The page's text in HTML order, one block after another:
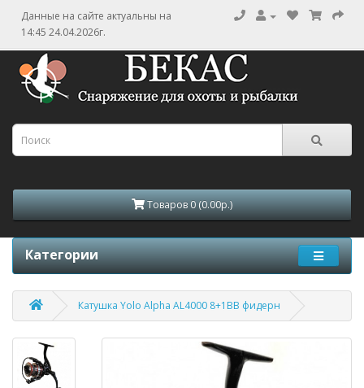
Данные на сайте актуальны на
14:45 24.04.2026г.
Товаров 0 (0.00р.)
Категории
Катушка Yolo Alpha AL4000 8+1BB фидерн